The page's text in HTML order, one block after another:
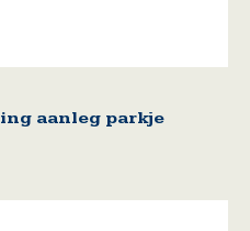
aanleg parkje